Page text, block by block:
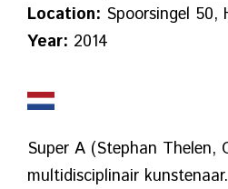
Location: Spoorsingel 50,
Year: 2014
Super A (Stephan Thelen,
multidisciplinair